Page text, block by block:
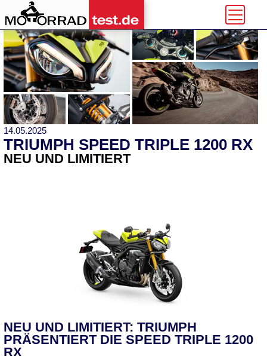
14.05.2025
TRIUMPH SPEED TRIPLE 1200 RX
NEU UND LIMITIERT
NEU UND LIMITIERT: TRIUMPH
PRÄSENTIERT DIE SPEED TRIPLE 1200
RX